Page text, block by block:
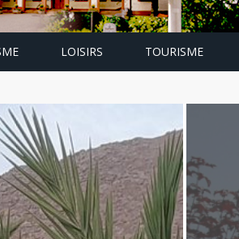
LOISIRS TOURISME